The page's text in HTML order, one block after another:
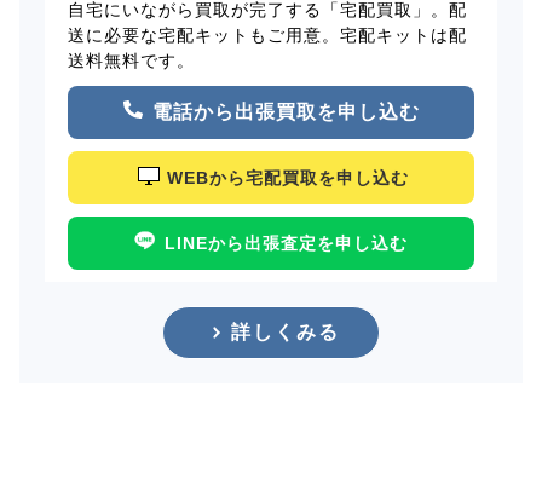
自宅にいながら買取が完了する「宅配買取」。配
送に必要な宅配キットもご用意。宅配キットは配
送料無料です。
電話から出張買取を申し込む
WEBから宅配買取を申し込む
LINEから出張査定を申し込む
詳しくみる